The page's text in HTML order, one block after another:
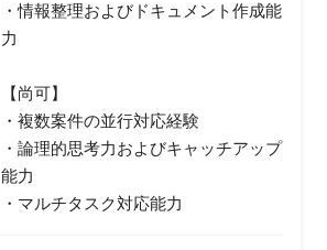
・情報整理およびドキュメント作成能
力
【尚可】
・複数案件の並行対応経験
・論理的思考力およびキャッチアップ
能力
・マルチタスク対応能力